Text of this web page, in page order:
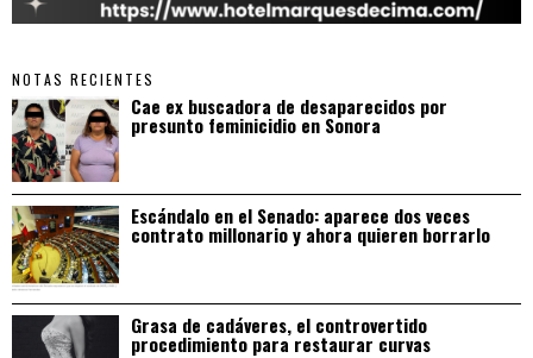
NOTAS RECIENTES
Cae ex buscadora de desaparecidos por
presunto feminicidio en Sonora
Escándalo en el Senado: aparece dos veces
contrato millonario y ahora quieren borrarlo
Grasa de cadáveres, el controvertido
procedimiento para restaurar curvas